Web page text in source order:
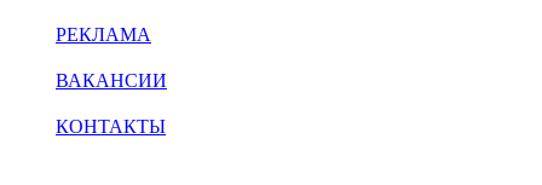
РЕКЛАМА
ВАКАНСИИ
КОНТАКТЫ